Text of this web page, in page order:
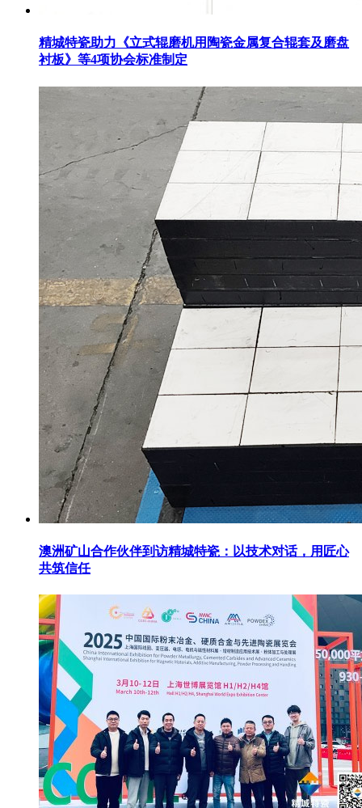
精城特瓷助力《立式辊磨机用陶瓷金属复合辊套及磨盘
衬板》等4项协会标准制定
澳洲矿山合作伙伴到访精城特瓷：以技术对话，用匠心
共筑信任